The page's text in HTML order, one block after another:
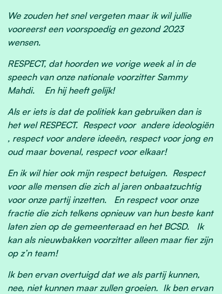
We zouden het snel vergeten maar ik wil jullie
vooreerst een voorspoedig en gezond 2023
wensen.
RESPECT, dat hoorden we vorige week al in de
speech van onze nationale voorzitter Sammy
Mahdi. En hij heeft gelijk!
Als er iets is dat de politiek kan gebruiken dan is
het wel RESPECT. Respect voor andere ideologiën
, respect voor andere ideeën, respect voor jong en
oud maar bovenal, respect voor elkaar!
En ik wil hier ook mijn respect betuigen. Respect
voor alle mensen die zich al jaren onbaatzuchtig
voor onze partij inzetten. En respect voor onze
fractie die zich telkens opnieuw van hun beste kant
laten zien op de gemeenteraad en het BCSD. Ik
kan als nieuwbakken voorzitter alleen maar fier zijn
op z’n team!
Ik ben ervan overtuigd dat we als partij kunnen,
nee, niet kunnen maar zullen groeien. Ik ben ervan